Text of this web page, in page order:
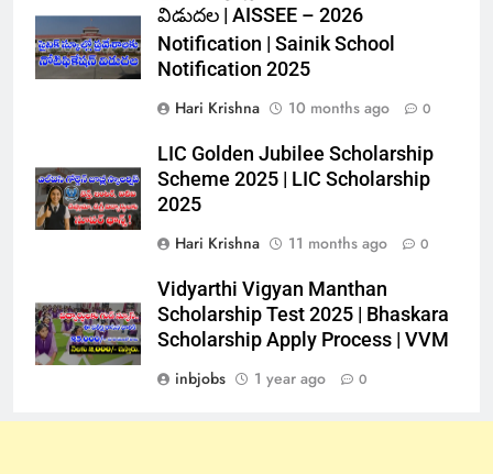
విడుదల | AISSEE – 2026
Notification | Sainik School
Notification 2025
Hari Krishna
10 months ago 0
LIC Golden Jubilee Scholarship
Scheme 2025 | LIC Scholarship
2025
Hari Krishna
11 months ago 0
Vidyarthi Vigyan Manthan
Scholarship Test 2025 | Bhaskara
Scholarship Apply Process | VVM
inbjobs
1 year ago 0